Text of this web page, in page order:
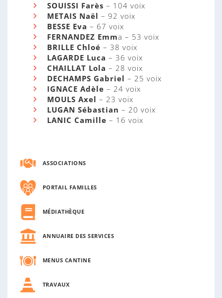
SOUISSI Farès – 104 voix
METAIS Naël – 92 voix
BESSE Eva – 67 voix
FERNANDEZ Emma – 53 voix
BRILLE Chloé – 38 voix
LAGARDE Luca – 36 voix
CHAILLAT Lola – 28 voix
DECHAMPS Gabriel – 25 voix
IGNACE Adèle – 24 voix
MOULS Axel – 23 voix
LUGAN Sébastian – 20 voix
LANIC Camille – 16 voix
ASSOCIATIONS
PORTAIL FAMILLES
MÉDIATHÈQUE
ANNUAIRE DES SERVICES
MENUS CANTINE
TRAVAUX